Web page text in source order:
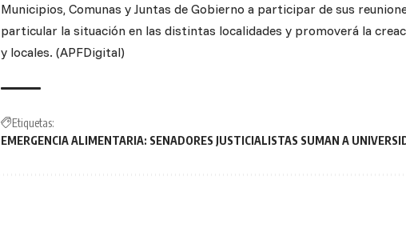
Municipios, Comunas y Juntas de Gobierno a participar de sus
particular la situación en las distintas localidades y promoverá la
y locales. (APFDigital)
Etiquetas:
EMERGENCIA ALIMENTARIA: SENADORES JUSTICIALISTAS SUMAN A